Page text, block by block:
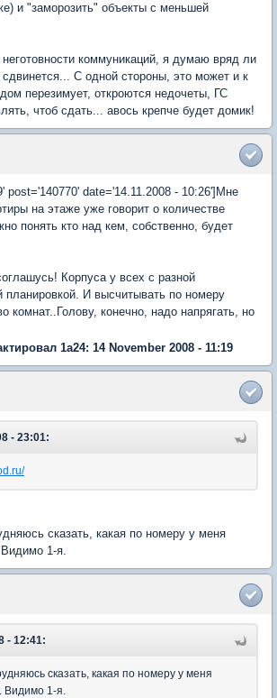
и "заморозить" объекты с меньшей
неготовности коммуникаций, я думаю вряд ли
С одной стороны, это может и к
перезимует, откроются недочеты, ГС
чтоб сдать... авось крепче будет домик!
post='140770' date='14.11.2008 - 10:26']Мне
на этаже уже говорит о количестве
понять кто над кем, собственно, будет
Корпуса у всех с разной
планировкой. И высчитывать по номеру
комнат..Голову, конечно, надо напрягать, но
1a24: 14 November 2008 - 11:19
- 23:01:
сказать, какая по номеру у меня
1-я.
- 12:41:
сказать, какая по номеру у меня
Видимо 1-я.